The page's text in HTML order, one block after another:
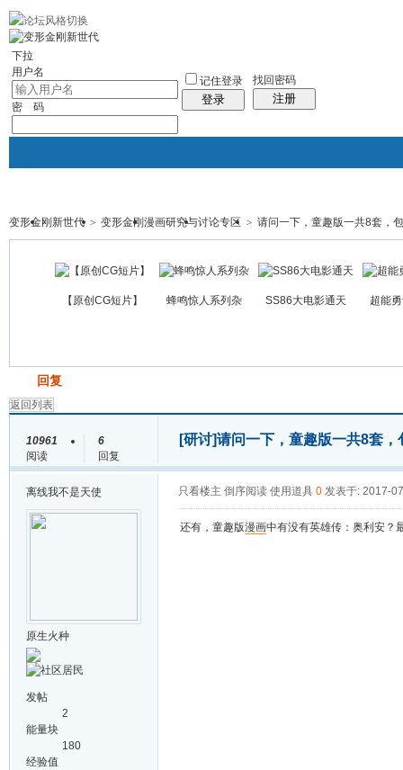
下拉
用户名
密 码
记住登录
登录
找回密码
注册
门户 论坛 图酷 资讯 群组
帖子
变形金刚新世代 > 变形金刚漫画研究与讨论专区 > 请问一下，童趣版一共8套，
【原创CG短片】 蜂鸣惊人系列杂 SS86大电影通天 超能
回复
返回列表
10961
阅读
6
回复
[研讨]请问一下，童趣版一共8套
离线我不是天使
原生火种
发帖
2
能量块
180
经验值
只看楼主 倒序阅读 使用道具 0 发表于: 2017-
还有，童趣版漫画中有没有英雄传：奥利安？